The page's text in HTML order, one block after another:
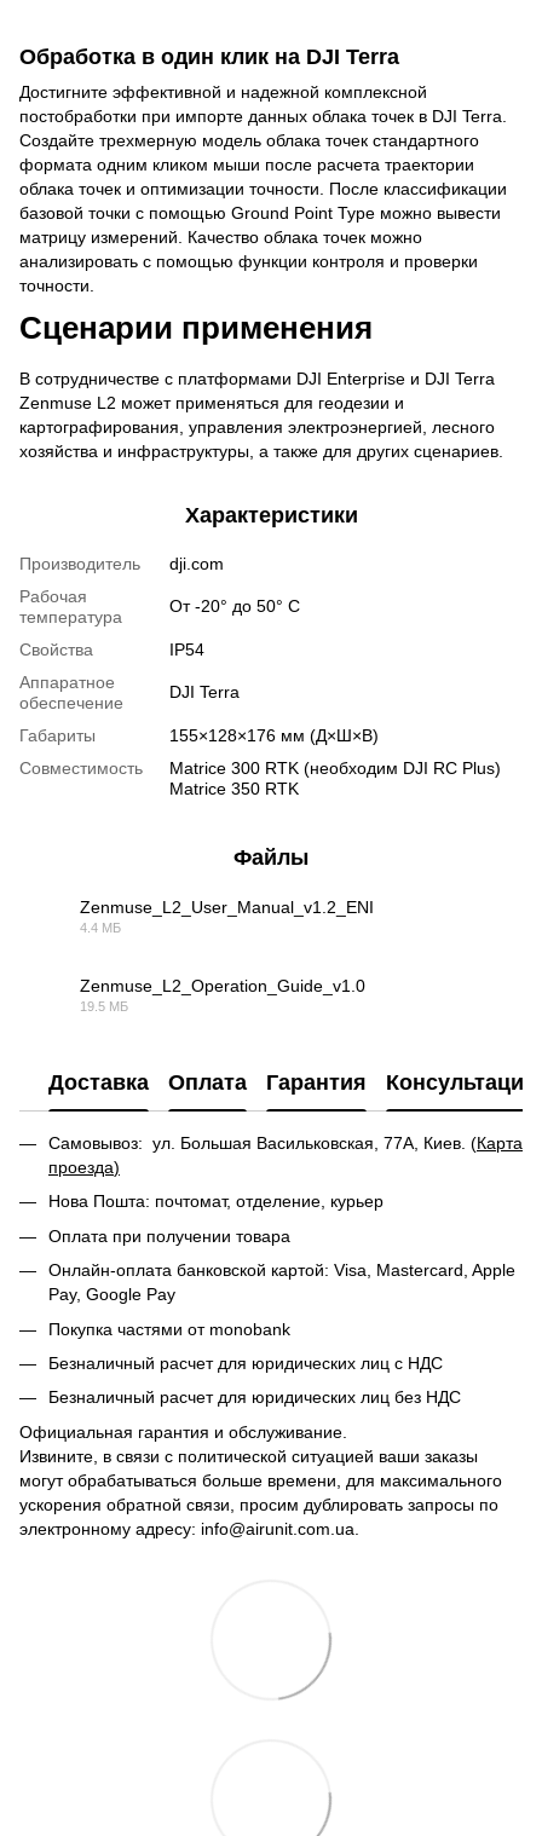
Обработка в один клик на DJI Terra
Достигните эффективной и надежной комплексной
постобработки при импорте данных облака точек в DJI Terra.
Создайте трехмерную модель облака точек стандартного
формата одним кликом мыши после расчета траектории
облака точек и оптимизации точности. После классификации
базовой точки с помощью Ground Point Type можно вывести
матрицу измерений. Качество облака точек можно
анализировать с помощью функции контроля и проверки
точности.
Сценарии применения
В сотрудничестве с платформами DJI Enterprise и DJI Terra
Zenmuse L2 может применяться для геодезии и
картографирования, управления электроэнергией, лесного
хозяйства и инфраструктуры, а также для других сценариев.
Характеристики
Производитель
dji.com
Рабочая
температура
От -20° до 50° C
Свойства
IP54
Аппаратное
обеспечение
DJI Terra
Габариты
155×128×176 мм (Д×Ш×В)
Совместимость
Matrice 300 RTK (необходим DJI RC Plus)
Matrice 350 RTK
Файлы
Zenmuse_L2_User_Manual_v1.2_ENI
4.4 МБ
Zenmuse_L2_Operation_Guide_v1.0
19.5 МБ
Доставка Оплата Гарантия Консультация
Самовывоз: ул. Большая Васильковская, 77А, Киев. (Карта
проезда)
Нова Пошта: почтомат, отделение, курьер
Оплата при получении товара
Онлайн-оплата банковской картой: Visa, Mastercard, Apple
Pay, Google Pay
Покупка частями от monobank
Безналичный расчет для юридических лиц с НДС
Безналичный расчет для юридических лиц без НДС
Официальная гарантия и обслуживание.
Извините, в связи с политической ситуацией ваши заказы
могут обрабатываться больше времени, для максимального
ускорения обратной связи, просим дублировать запросы по
электронному адресу: info@airunit.com.ua.